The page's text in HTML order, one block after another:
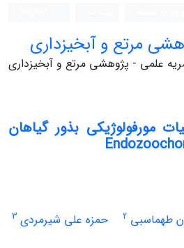
مرتع و آبخیزداری
علمی - پژوهشی مرتع و آبخیزداری
مورفولوژیکی بذور گیاهان
طهماسبی 2 حمزه علی شیرمردی 3